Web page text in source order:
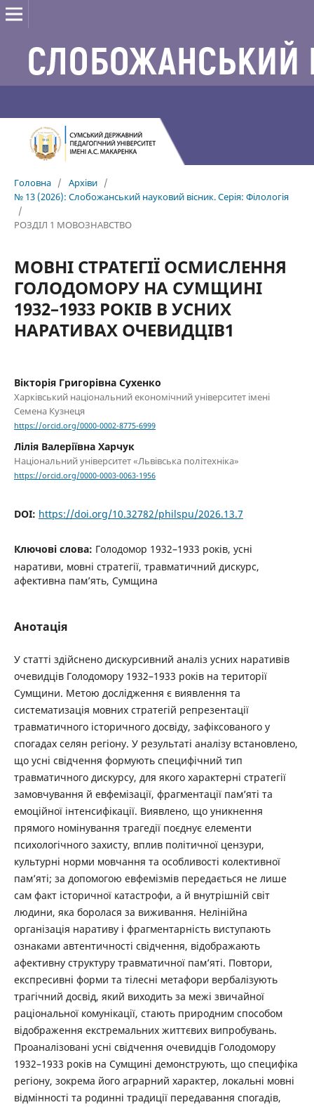
Головна / Архіви /
№ 13 (2026): Слобожанський науковий вісник. Серія: Філологія
/
РОЗДІЛ 1 МОВОЗНАВСТВО
МОВНІ СТРАТЕГІЇ ОСМИСЛЕННЯ
ГОЛОДОМОРУ НА СУМЩИНІ
1932–1933 РОКІВ В УСНИХ
НАРАТИВАХ ОЧЕВИДЦІВ1
Вікторія Григорівна Сухенко
Харківський національний економічний університет імені
Семена Кузнеця
https://orcid.org/0000-0002-8775-6999
Лілія Валеріївна Харчук
Національний університет «Львівська політехніка»
https://orcid.org/0000-0003-0063-1956
DOI: https://doi.org/10.32782/philspu/2026.13.7
Ключові слова: Голодомор 1932–1933 років, усні
наративи, мовні стратегії, травматичний дискурс,
афективна пам’ять, Сумщина
Анотація
У статті здійснено дискурсивний аналіз усних наративів
очевидців Голодомору 1932–1933 років на території
Сумщини. Метою дослідження є виявлення та
систематизація мовних стратегій репрезентації
травматичного історичного досвіду, зафіксованого у
спогадах селян регіону. У результаті аналізу встановлено,
що усні свідчення формують специфічний тип
травматичного дискурсу, для якого характерні стратегії
замовчування й евфемізації, фрагментації пам’яті та
емоційної інтенсифікації. Виявлено, що уникнення
прямого номінування трагедії поєднує елементи
психологічного захисту, вплив політичної цензури,
культурні норми мовчання та особливості колективної
пам’яті; за допомогою евфемізмів передається не лише
сам факт історичної катастрофи, а й внутрішній світ
людини, яка боролася за виживання. Нелінійна
організація наративу і фрагментарність виступають
ознаками автентичності свідчення, відображають
афективну структуру травматичної пам’яті. Повтори,
експресивні форми та тілесні метафори вербалізують
трагічний досвід, який виходить за межі звичайної
раціональної комунікації, стають природним способом
відображення екстремальних життєвих випробувань.
Проаналізовані усні свідчення очевидців Голодомору
1932–1933 років на Сумщині демонструють, що специфіка
регіону, зокрема його аграрний характер, локальні мовні
відмінності та родинні традиції передавання спогадів,